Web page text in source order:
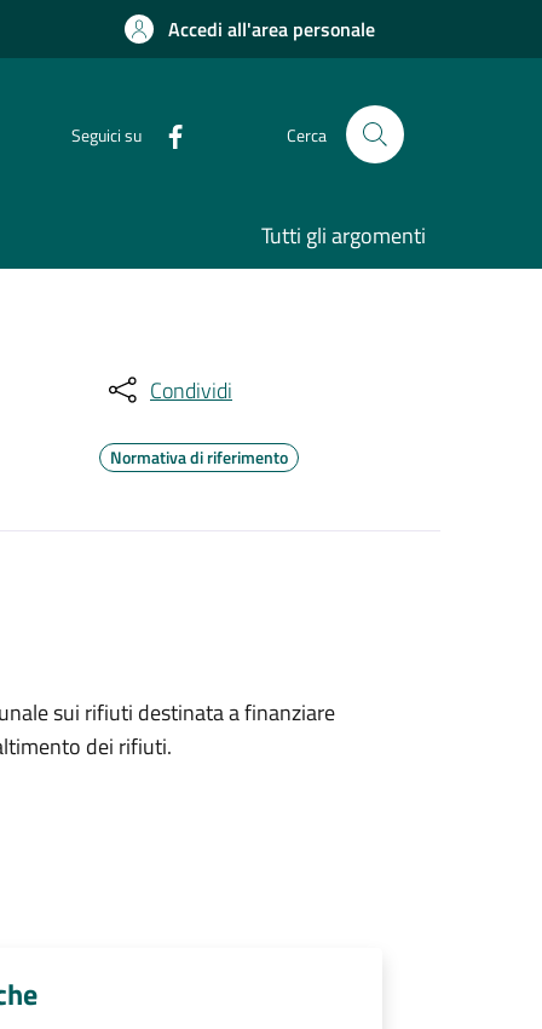
Accedi all'area personale
Seguici su Cerca
Tutti gli argomenti
Condividi
Normativa di riferimento
sui rifiuti destinata a finanziare
dei rifiuti.